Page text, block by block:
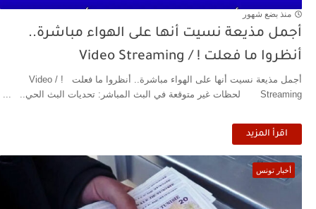
منذ بضع شهور
أجمل مذيعة نسيت أنها على الهواء مباشرة..
أنظروا ما فعلت ! / Video Streaming
أجمل مذيعة نسيت أنها على الهواء مباشرة.. أنظروا ما فعلت ! / Video
Streaming لحظات غير متوقعة في البث المباشر: تحديات البث الحي.. ...
اقرأ المزيد
أخبار تونس